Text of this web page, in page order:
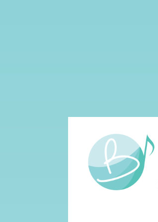
content